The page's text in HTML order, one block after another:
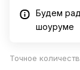
Будем
шоуруме
Точное